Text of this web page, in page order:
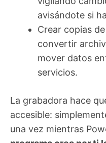
avisándote si
Crear copias
convertir
mover datos
servicios.
La grabadora hace
accesible:
una vez mientras